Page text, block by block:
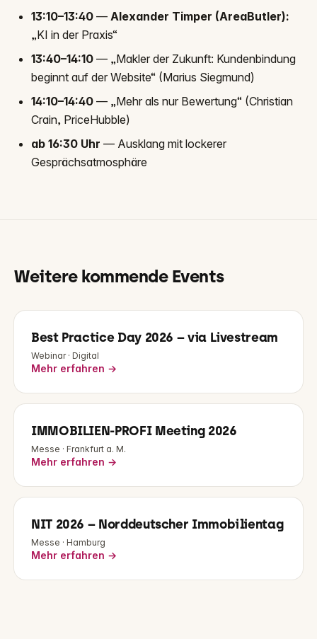
13:10–13:40 — Alexander Timper (AreaButler):
„KI in der Praxis“
13:40–14:10 — „Makler der Zukunft: Kundenbindung
beginnt auf der Website“ (Marius Siegmund)
14:10–14:40 — „Mehr als nur Bewertung“ (Christian
Crain, PriceHubble)
ab 16:30 Uhr — Ausklang mit lockerer
Gesprächsatmosphäre
Weitere kommende Events
Best Practice Day 2026 – via Livestream
Webinar · Digital
Mehr erfahren →
IMMOBILIEN-PROFI Meeting 2026
Messe · Frankfurt a. M.
Mehr erfahren →
NIT 2026 – Norddeutscher Immobilientag
Messe · Hamburg
Mehr erfahren →